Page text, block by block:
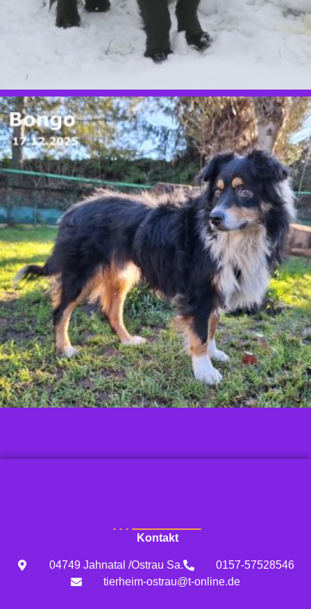
Kontakt
04749 Jahnatal /Ostrau Sa.
0157-57528546
tierheim-ostrau@t-online.de